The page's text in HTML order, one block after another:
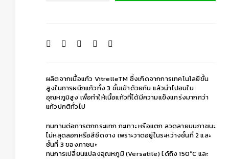
ผลิตจากเนื้อแก้ว VitrelleTM ซึ่งเกิดจากการเทคโนโลยีขั้น
สูงในการผนึกแก้วทั้ง 3 ชั้นเข้าด้วยกัน แล้วนำไปอบใน
อุณหภูมิสูง เพื่อทำให้เนื้อแก้วที่ได้มีความแข็งแกร่งมากกว่า
แก้วปกติทั่วไป
ทนทานต่อการตกกระแทก กะเทาะ หรือแตก ลวดลายบนภาชนะ
ไม่หลุดลอกหรือสีซีดจาง เพราะวาดอยู่ในระหว่างชั้นที่ 2 และ
ชั้นที่ 3 ของภาชนะ
ทนการเปลี่ยนแปลงอุณหภูมิ (Versatile) ได้ถึง 150°C และ